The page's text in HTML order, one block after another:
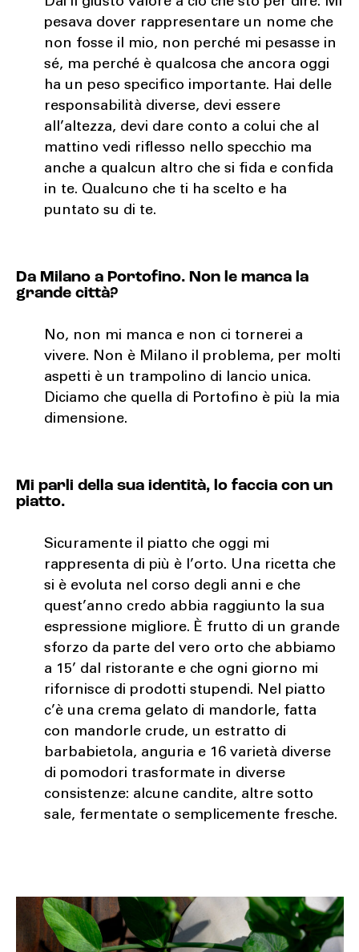
pesava dover rappresentare un nome che
non fosse il mio, non perché mi pesasse in
sé, ma perché è qualcosa che ancora oggi
ha un peso specifico importante. Hai delle
responsabilità diverse, devi essere
all’altezza, devi dare conto a colui che al
mattino vedi riflesso nello specchio ma
anche a qualcun altro che si fida e confida
in te. Qualcuno che ti ha scelto e ha
puntato su di te.
Da Milano a Portofino. Non le manca la
grande città?
No, non mi manca e non ci tornerei a
vivere. Non è Milano il problema, per molti
aspetti è un trampolino di lancio unica.
Diciamo che quella di Portofino è più la mia
dimensione.
Mi parli della sua identità, lo faccia con un
piatto.
Sicuramente il piatto che oggi mi
rappresenta di più è l’orto. Una ricetta che
si è evoluta nel corso degli anni e che
quest’anno credo abbia raggiunto la sua
espressione migliore. È frutto di un grande
sforzo da parte del vero orto che abbiamo
a 15’ dal ristorante e che ogni giorno mi
rifornisce di prodotti stupendi. Nel piatto
c’è una crema gelato di mandorle, fatta
con mandorle crude, un estratto di
barbabietola, anguria e 16 varietà diverse
di pomodori trasformate in diverse
consistenze: alcune candite, altre sotto
sale, fermentate o semplicemente fresche.